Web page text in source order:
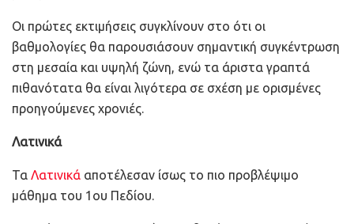
Οι πρώτες εκτιμήσεις συγκλίνουν στο ότι οι
βαθμολογίες θα παρουσιάσουν σημαντική συγκέντρωση
στη μεσαία και υψηλή ζώνη, ενώ τα άριστα γραπτά
πιθανότατα θα είναι λιγότερα σε σχέση με ορισμένες
προηγούμενες χρονιές.
Λατινικά
Τα Λατινικά αποτέλεσαν ίσως το πιο προβλέψιμο
μάθημα του 1ου Πεδίου.